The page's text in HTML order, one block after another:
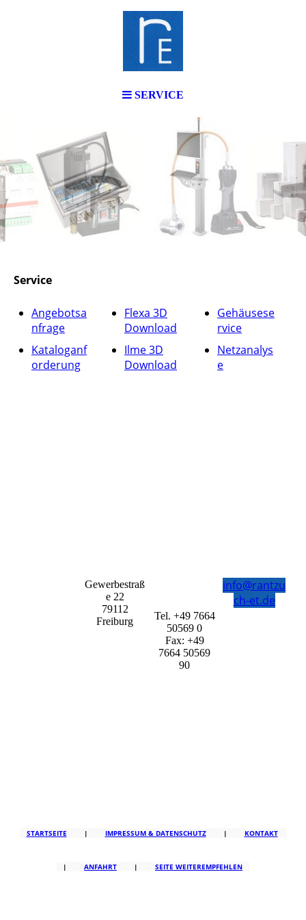
SERVICE
Service
Angebotsa
nfrage
Kataloganf
orderung
Flexa 3D
Download
Ilme 3D
Download
Gehäusese
rvice
Netzanalys
e
Gewerbestraß
e 22
79112
Freiburg
Tel. +49 7664
50569 0
Fax: +49
7664 50569
90
info@rantzu
ch-et.de
STARTSEITE | IMPRESSUM & DATENSCHUTZ | KONTAKT
| ANFAHRT | SEITE WEITEREMPFEHLEN